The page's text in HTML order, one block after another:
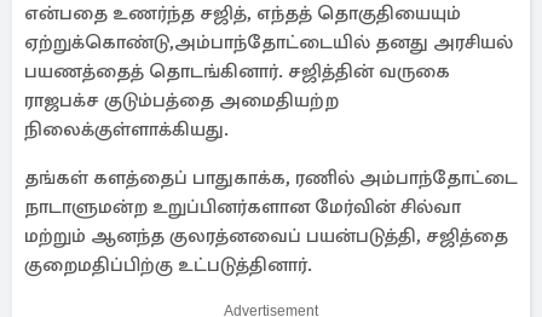
என்பதை உணர்ந்த சஜித், எந்தத் தொகுதியையும்
ஏற்றுக்கொண்டு,அம்பாந்தோட்டையில் தனது அரசியல்
பயணத்தைத் தொடங்கினார். சஜித்தின் வருகை
ராஜபக்ச குடும்பத்தை அமைதியற்ற
நிலைக்குள்ளாக்கியது.
தங்கள் களத்தைப் பாதுகாக்க, ரணில் அம்பாந்தோட்டை
நாடாளுமன்ற உறுப்பினர்களான மேர்வின் சில்வா
மற்றும் ஆனந்த குலரத்னவைப் பயன்படுத்தி, சஜித்தை
குறைமதிப்பிற்கு உட்படுத்தினார்.
Advertisement